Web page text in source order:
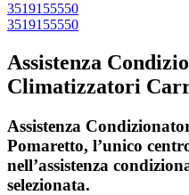
3519155550
3519155550
Assistenza
Climatizzatori
Assistenza
Pomaretto, l’unico
nell’assistenza
selezionata.